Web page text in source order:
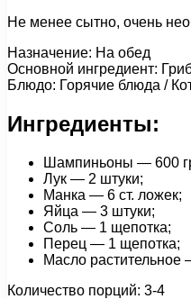
Не менее сытно, очень
Назначение: На обед
Основной ингредиент:
Блюдо: Горячие блюда /
Ингредиенты:
Шампиньоны — 600
Лук — 2 штуки;
Манка — 6 ст. ложек;
Яйца — 3 штуки;
Соль — 1 щепотка;
Перец — 1 щепотка;
Масло растительное
Количество порций: 3-4